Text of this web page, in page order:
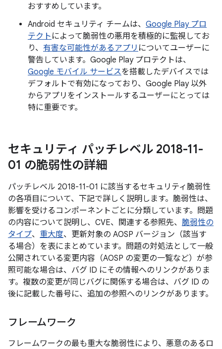
おすすめしています。
Android セキュリティ チームは、 Google Play プロ
テクト によって脆弱性の悪用を積極的に監視してお
り、 有害な可能性があるアプリ についてユーザーに
警告しています。Google Play プロテクトは、
Google モバイル サービスを搭載したデバイスでは
デフォルトで有効になっており、Google Play 以外
からアプリをインストールするユーザーにとっては
特に重要です。
セキュリティ パッチレベル 2018-11-
01 の脆弱性の詳細
パッチレベル 2018-11-01 に該当するセキュリティ脆弱性
の各項目について、下記で詳しく説明します。脆弱性は、
影響を受けるコンポーネントごとに分類しています。問題
の内容について説明し、CVE、関連する参照先、 脆弱性の
タイプ、 重大度、更新対象の AOSP バージョン（該当す
る場合）を表にまとめています。問題の対処法として一般
公開されている変更内容（AOSP の変更の一覧など）が参
照可能な場合は、バグ ID にその情報へのリンクがありま
す。複数の変更が同じバグに関係する場合は、バグ ID の
後に記載した番号に、追加の参照へのリンクがあります。
フレームワーク
フレームワークの最も重大な脆弱性により、悪意のあるロ